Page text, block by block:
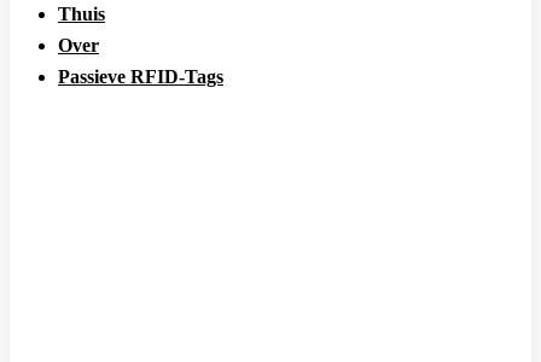
Thuis
Over
Passieve RFID-Tags